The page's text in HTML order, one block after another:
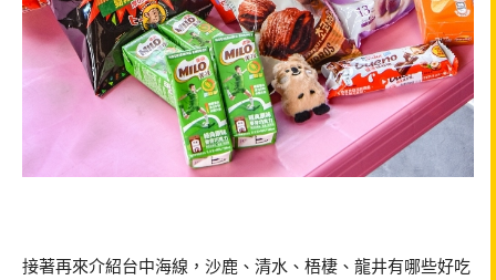
接著再來介紹台中海線，沙鹿、清水、梧棲、龍井有哪些好吃